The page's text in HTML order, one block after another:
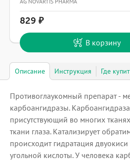
829
В корзину
Описание Инструкция Где
Противоглаукомный препарат -
карбоангидразы.
присутствующий во многих
ткани глаза. Катализирует
происходит гидратация
угольной кислоты. У человека